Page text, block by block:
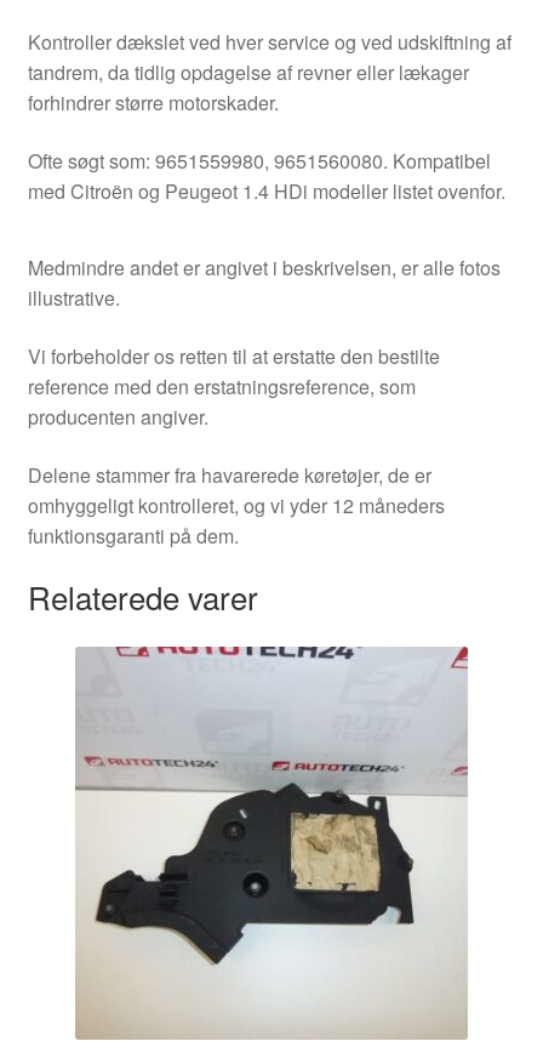
Kontroller dækslet ved hver service og ved udskiftning af
tandrem, da tidlig opdagelse af revner eller lækager
forhindrer større motorskader.
Ofte søgt som: 9651559980, 9651560080. Kompatibel
med Citroën og Peugeot 1.4 HDi modeller listet ovenfor.
Medmindre andet er angivet i beskrivelsen, er alle fotos
illustrative.
Vi forbeholder os retten til at erstatte den bestilte
reference med den erstatningsreference, som
producenten angiver.
Delene stammer fra havarerede køretøjer, de er
omhyggeligt kontrolleret, og vi yder 12 måneders
funktionsgaranti på dem.
Relaterede varer